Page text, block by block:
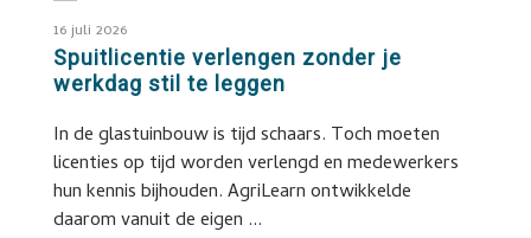
16 juli 2026
Spuitlicentie verlengen zonder je
werkdag stil te leggen
In de glastuinbouw is tijd schaars. Toch moeten
licenties op tijd worden verlengd en medewerkers
hun kennis bijhouden. AgriLearn ontwikkelde
daarom vanuit de eigen ...